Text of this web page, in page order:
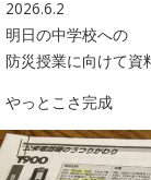
2026.6.2
明日の中学校への
防災授業に向けて資
やっとこさ完成